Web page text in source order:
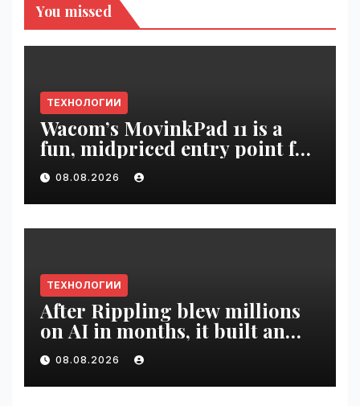
You missed
ТЕХНОЛОГИИ
Wacom’s MovinkPad 11 is a
fun, midpriced entry point for
digital artists | VseTime.ru
08.08.2026
ТЕХНОЛОГИИ
After Rippling blew millions
on AI in months, it built an
employee ROI tool |
VseTime.ru
08.08.2026